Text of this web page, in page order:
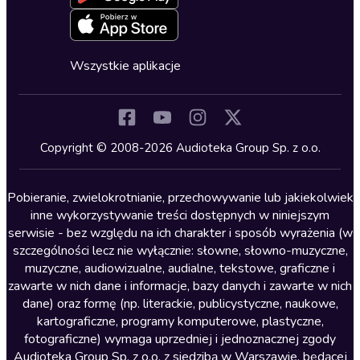
Kryminały
Lektury szkolne
Literatura anglojęzyczna
Literatura faktu
Literatura obyczajowa
Literatura piękna obca
Literatura piękna polska
Nagrania relaksacyjne
Deklaracja dostępności
Zapowiedzi
Cykle audiobooków
Wszystkie aplikacje
Copyright © 2008-2026 Audioteka Group Sp. z o.o.
Pobieranie, zwielokrotnianie, przechowywanie lub jakiekolwiek
inne wykorzystywanie treści dostępnych w niniejszym
serwisie - bez względu na ich charakter i sposób wyrażenia (w
szczególności lecz nie wyłącznie: słowne, słowno-muzyczne,
muzyczne, audiowizualne, audialne, tekstowe, graficzne i
zawarte w nich dane i informacje, bazy danych i zawarte w nich
dane) oraz formę (np. literackie, publicystyczne, naukowe,
kartograficzne, programy komputerowe, plastyczne,
fotograficzne) wymaga uprzedniej i jednoznacznej zgody